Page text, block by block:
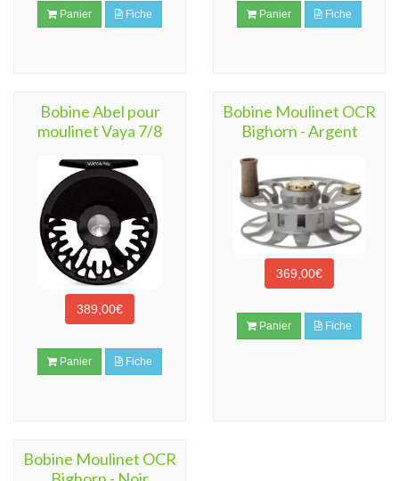
Panier Fiche Panier Fiche
Bobine Abel pour
moulinet Vaya 7/8
389,00€
Panier Fiche
Bobine Moulinet OCR
Bighorn - Argent
369,00€
Panier Fiche
Bobine Moulinet OCR